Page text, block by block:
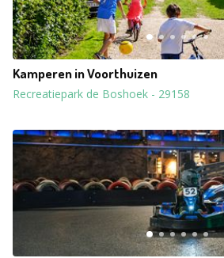
Kamperen in Voorthuizen
Recreatiepark de Boshoek - 29158